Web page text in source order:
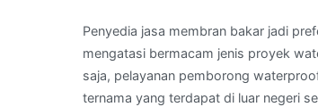
Wilayah
GLODOK
Penyedia jasa membran bakar jadi
mengatasi bermacam jenis proyek
saja, pelayanan pemborong
ternama yang terdapat di luar negeri